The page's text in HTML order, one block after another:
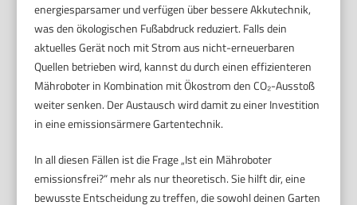
energiesparsamer und verfügen über bessere Akkutechnik,
was den ökologischen Fußabdruck reduziert. Falls dein
aktuelles Gerät noch mit Strom aus nicht-erneuerbaren
Quellen betrieben wird, kannst du durch einen effizienteren
Mähroboter in Kombination mit Ökostrom den CO₂-Ausstoß
weiter senken. Der Austausch wird damit zu einer Investition
in eine emissionsärmere Gartentechnik.
In all diesen Fällen ist die Frage „Ist ein Mähroboter
emissionsfrei?“ mehr als nur theoretisch. Sie hilft dir, eine
bewusste Entscheidung zu treffen, die sowohl deinen Garten